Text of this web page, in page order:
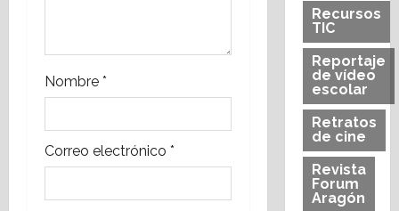
d
s
Nombre *
Correo electrónico *
Recursos
TIC
Reportaje
de vídeo
escolar
Retratos
de cine
Revista
Forum
Aragón